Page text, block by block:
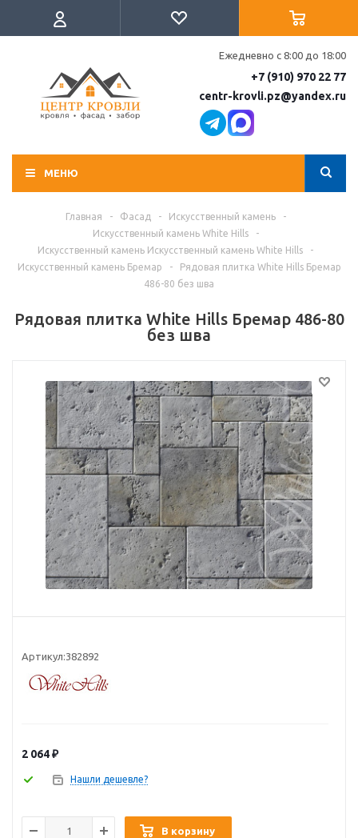
Ежедневно с 8:00 до 18:00
+7 (910) 970 22 77
centr-krovli.pz@yandex.ru
МЕНЮ
Главная - Фасад - Искусственный камень
-
Искусственный камень White Hills
-
Искусственный камень Искусственный камень White Hills
-
Искусственный камень Бремар
-
Рядовая плитка White Hills Бремар
486-80 без шва
Рядовая плитка White Hills Бремар 486-80
без шва
Артикул:382892
2 064₽
Нашли дешевле?
В корзину